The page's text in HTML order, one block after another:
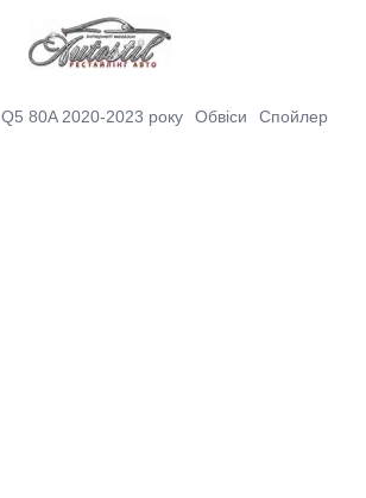
Q5 80A 2020-2023 року Обвіси Спойлер